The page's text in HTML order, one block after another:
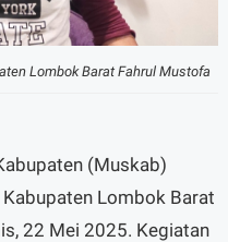
Lombok Barat Fahrul Mustofa
(Muskab)
Lombok Barat
22 Mei 2025. Kegiatan